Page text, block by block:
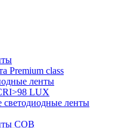
Premium class
ленты
LUX
ленты
COB